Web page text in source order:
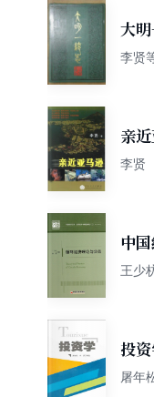
大
李贤
亲
李贤
中国
系列
王少
投
屠年